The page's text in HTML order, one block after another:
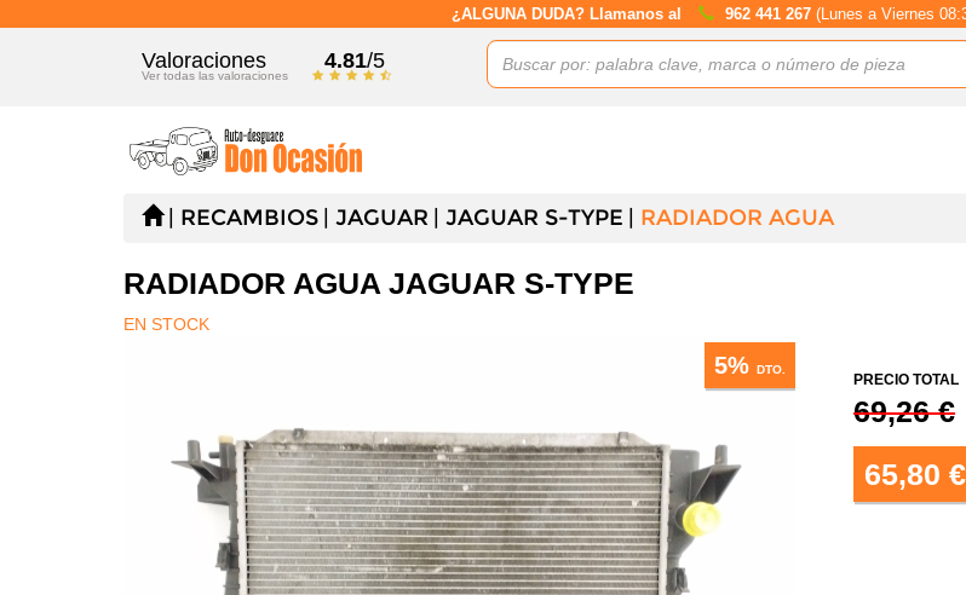
¿ALGUNA DUDA? Llamanos al 962 441 267 (Lunes a Viernes
Valoraciones
Ver todas las valoraciones
4.81/5
RECAMBIOS JAGUAR JAGUAR S-TYPE RADIADOR AGUA
RADIADOR AGUA JAGUAR S-TYPE
EN STOCK
5% DTO.
PRECIO TOTAL
69,26 €
65,80 €